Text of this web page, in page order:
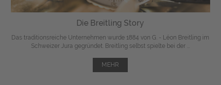
Die Breitling Story
Das traditionsreiche Unternehmen wurde 1884 von G. - Léon Breitling im
Schweizer Jura gegründet. Breitling selbst spielte bei der ...
MEHR